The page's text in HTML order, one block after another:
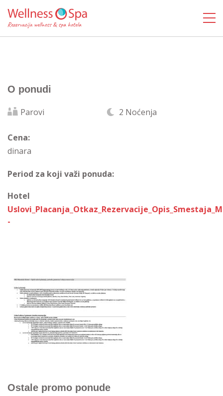
O ponudi
Parovi 2 Noćenja
Cena:
dinara
Period za koji važi ponuda:
Hotel
-
Ostale promo ponude